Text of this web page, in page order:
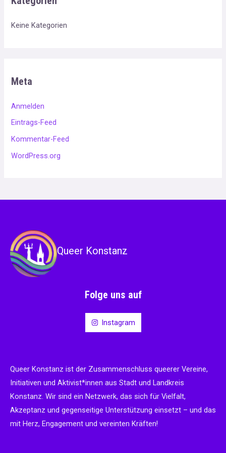
Keine Kategorien
Meta
Anmelden
Eintrags-Feed
Kommentar-Feed
WordPress.org
Queer Konstanz
Folge uns auf
Instagram
Queer Konstanz ist der Zusammenschluss queerer Vereine,
Initiativen und Aktivist*innen aus Stadt und Landkreis
Konstanz. Wir sind ein Netzwerk, das sich für Vielfalt,
Akzeptanz und gegenseitige Unterstützung einsetzt – und das
mit Herz, Engagement und vereinten Kräften!